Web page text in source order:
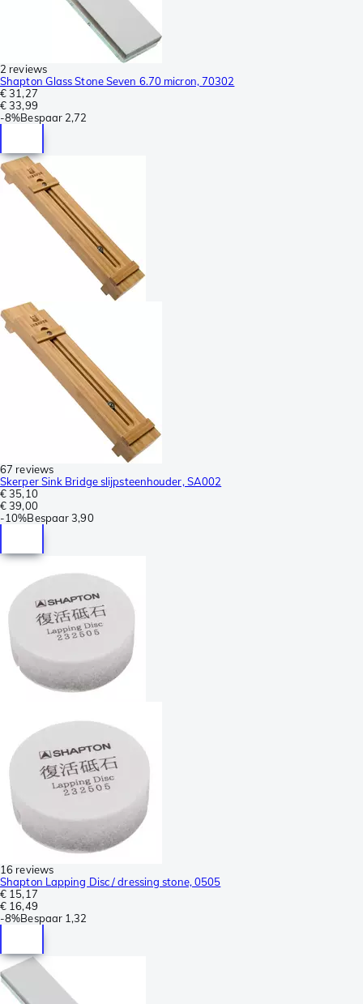
2 reviews
Shapton Glass Stone Seven 6.70 micron, 70302
€ 31,27
€ 33,99
-8%Bespaar 2,72
67 reviews
Skerper Sink Bridge slijpsteenhouder, SA002
€ 35,10
€ 39,00
-10%Bespaar 3,90
16 reviews
Shapton Lapping Disc / dressing stone, 0505
€ 15,17
€ 16,49
-8%Bespaar 1,32